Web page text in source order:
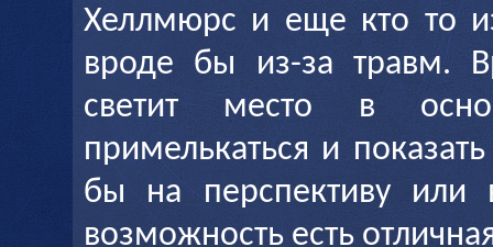
Хеллмюрс и еще кто то
вроде бы из-за травм.
светит место в
примелькаться и
бы на перспективу или
возможность есть